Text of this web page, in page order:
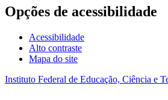
Opções de acessibilidade
Acessibilidade
Alto contraste
Mapa do site
Instituto Federal de Educação, Ciência e